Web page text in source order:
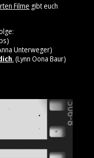
Filme gibt euch
Unterweger)
. (Lynn Oona Baur)